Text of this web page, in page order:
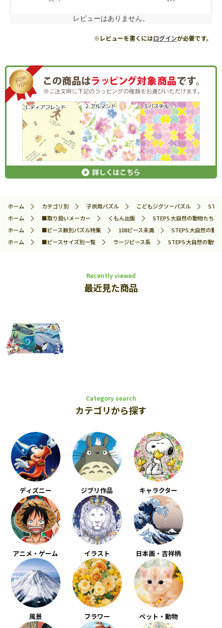
レビューはありません。
※レビューを書くにはログインが必要です。
ホーム カテゴリ別 子供用パズル こどもジグソーパズル
ホーム
■取り扱いメーカー くもん出版
STEP5 大自然の動物た
ホーム
■ピース数別パズル特集 108ピース未満
STEP5 大自然の
ホーム
■ピースサイズ別一覧 ラージピース系 STEP5 大自然の動
Recently viewed
最近見た商品
Category search
カテゴリから探す
ディズニー ジブリ作品 キャラクター
アニメ・ゲーム イラスト 日本画・吉祥柄
風景 フラワー ペット・動物